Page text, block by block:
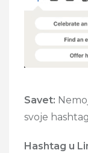
Savet:
svoje
Hashtag u